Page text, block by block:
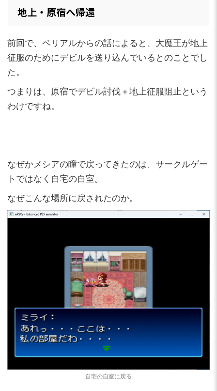
地上・原宿へ帰還
前回で、ベリアルからの話によると、大魔王が地上
征服のためにデビルを送り込んでいるとのことでし
た。
つまりは、原宿でデビル討伐＋地上征服阻止という
わけですね。
なぜかメシアの瞳で戻ってきたのは、サークルゲー
トではなく自宅の自室。
なぜこんな場所に戻されたのか。
自宅の自室に戻る